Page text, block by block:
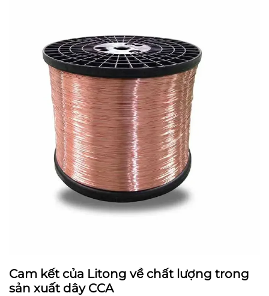
Cam kết của Litong về chất lượng trong
sản xuất dây CCA